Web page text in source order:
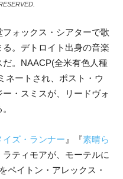
ォックス・シアターで歌
。デトロイト出身の音楽
。NAACP(全米有色人種
ネートされ、ポスト・ウ
・スミスが、リードヴォ
イズ・ランナー 』『素晴ら
ラティモアが、モーテルに
ペイトン・アレックス・